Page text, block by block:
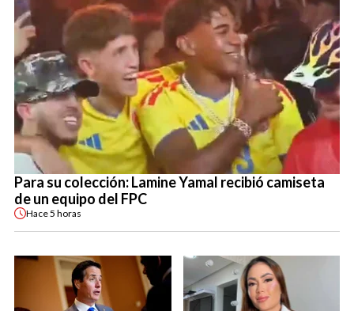
Para su colección: Lamine Yamal recibió camiseta
de un equipo del FPC
Hace5 horas